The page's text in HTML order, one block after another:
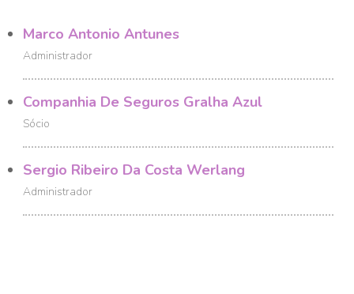
Marco Antonio Antunes
Administrador
Companhia De Seguros Gralha Azul
Sócio
Sergio Ribeiro Da Costa Werlang
Administrador